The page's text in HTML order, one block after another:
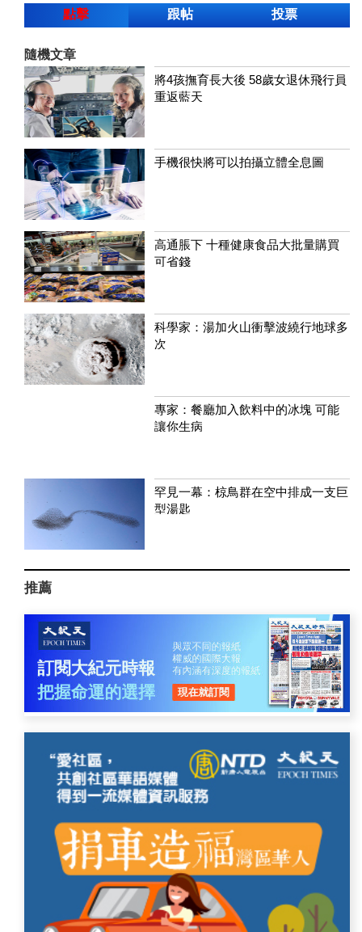
點擊
跟帖 投票
隨機文章
將4孩撫育長大後 58歲女退休飛行員
重返藍天
手機很快將可以拍攝立體全息圖
高通脹下 十種健康食品大批量購買
可省錢
科學家：湯加火山衝擊波繞行地球多
次
專家：餐廳加入飲料中的冰塊 可能
讓你生病
罕見一幕：椋鳥群在空中排成一支巨
型湯匙
推薦